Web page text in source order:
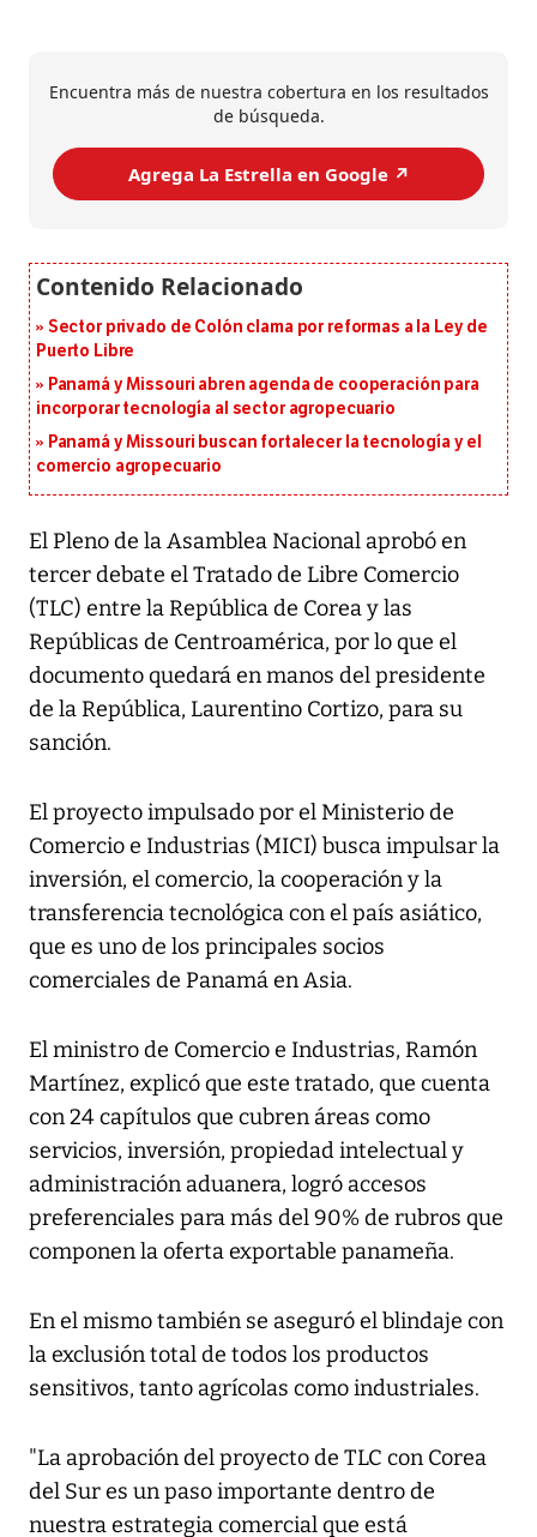
Encuentra más de nuestra cobertura en los resultados
de búsqueda.
Agrega La Estrella en Google ↗️
Sector privado de Colón clama por reformas a la Ley de
Puerto Libre
Panamá y Missouri abren agenda de cooperación para
incorporar tecnología al sector agropecuario
Panamá y Missouri buscan fortalecer la tecnología y el
comercio agropecuario
El Pleno de la Asamblea Nacional aprobó en
tercer debate el Tratado de Libre Comercio
(TLC) entre la República de Corea y las
Repúblicas de Centroamérica, por lo que el
documento quedará en manos del presidente
de la República, Laurentino Cortizo, para su
sanción.
El proyecto impulsado por el Ministerio de
Comercio e Industrias (MICI) busca impulsar la
inversión, el comercio, la cooperación y la
transferencia tecnológica con el país asiático,
que es uno de los principales socios
comerciales de Panamá en Asia.
El ministro de Comercio e Industrias, Ramón
Martínez, explicó que este tratado, que cuenta
con 24 capítulos que cubren áreas como
servicios, inversión, propiedad intelectual y
administración aduanera, logró accesos
preferenciales para más del 90% de rubros que
componen la oferta exportable panameña.
En el mismo también se aseguró el blindaje con
la exclusión total de todos los productos
sensitivos, tanto agrícolas como industriales.
"La aprobación del proyecto de TLC con Corea
del Sur es un paso importante dentro de
nuestra estrategia comercial que está